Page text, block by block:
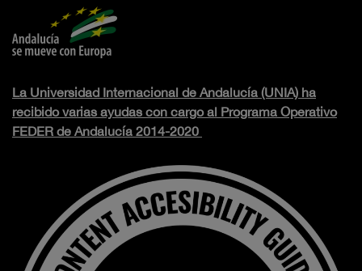
La Universidad Internacional de Andalucía (UNIA) ha
recibido varias ayudas con cargo al Programa Operativo
FEDER de Andalucía 2014-2020